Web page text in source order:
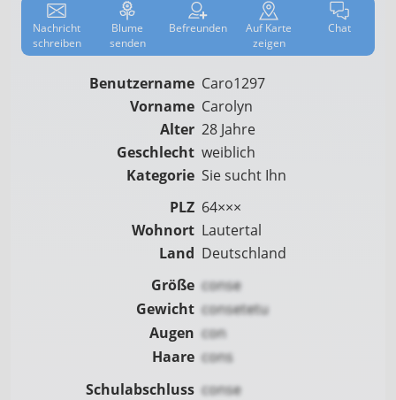
Nachricht
schreiben
Blume
senden
Befreun­den AufKarte
zeigen
Chat
Benutzername Caro1297
Vorname Carolyn
Alter 28 Jahre
Geschlecht weiblich
Kategorie Sie sucht Ihn
PLZ 64×××
Wohnort Lautertal
Land Deutschland
Größe conse
Gewicht consetetu
Augen con
Haare cons
Schulabschluss conse